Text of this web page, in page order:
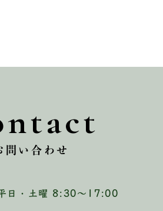
問い合わせ
日・土曜 8:30〜17:00